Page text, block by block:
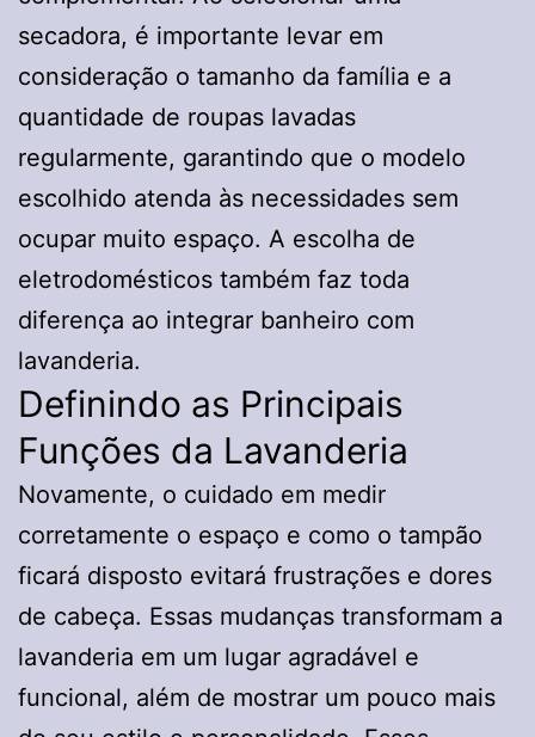
secadora, é importante levar em
consideração o tamanho da família e a
quantidade de roupas lavadas
regularmente, garantindo que o modelo
escolhido atenda às necessidades sem
ocupar muito espaço. A escolha de
eletrodomésticos também faz toda
diferença ao integrar banheiro com
lavanderia.
Definindo as Principais
Funções da Lavanderia
Novamente, o cuidado em medir
corretamente o espaço e como o tampão
ficará disposto evitará frustrações e dores
de cabeça. Essas mudanças transformam a
lavanderia em um lugar agradável e
funcional, além de mostrar um pouco mais